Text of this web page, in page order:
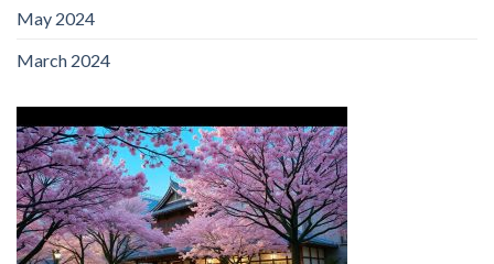
May 2024
March 2024